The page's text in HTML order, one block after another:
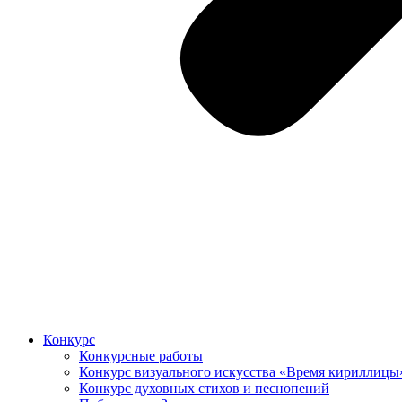
Конкурс
Конкурсные работы
Конкурс визуального искусства «Время
Конкурс духовных стихов и песнопений